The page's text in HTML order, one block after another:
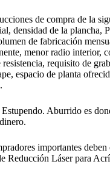
de compra de la
densidad de la plancha,
de fabricación
menor radio interior,
requisito de
espacio de planta
Aburrido es
importantes
Reducción Láser para